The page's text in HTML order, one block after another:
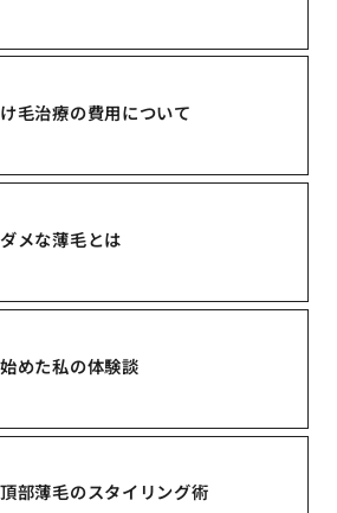
毛治療の費用について
メな薄毛とは
めた私の体験談
部薄毛のスタイリング術